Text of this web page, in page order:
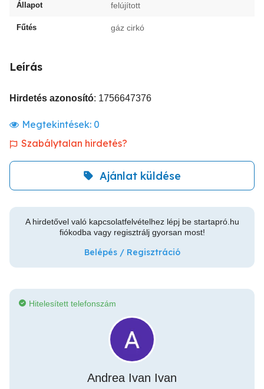
Állapot felújított
Fűtés gáz cirkó
Leírás
Hirdetés azonosító: 1756647376
Megtekintések: 0
Szabálytalan hirdetés?
Ajánlat küldése
A hirdetővel való kapcsolatfelvételhez lépj be startapró.hu
fiókodba vagy regisztrálj gyorsan most!
Belépés / Regisztráció
Hitelesített telefonszám
Andrea Ivan Ivan